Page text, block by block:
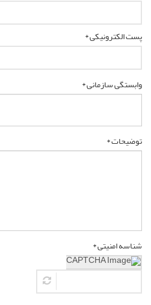
پست الکترونیکی *
وابستگی سازمانی *
توضیحات *
شناسه امنیتی *